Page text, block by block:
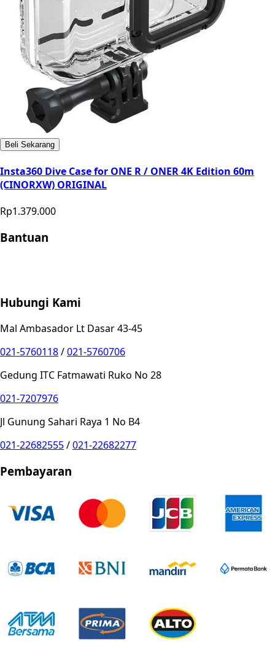
Beli Sekarang
Insta360 Dive Case for ONE R / ONER 4K Edition 60m
(CINORXW) ORIGINAL
Rp1.379.000
Bantuan
Hubungi Kami
Mal Ambasador Lt Dasar 43-45
021-5760118/021-5760706
Gedung ITC Fatmawati Ruko No 28
021-7207976
Jl Gunung Sahari Raya 1 No B4
021-22682555/021-22682277
Pembayaran